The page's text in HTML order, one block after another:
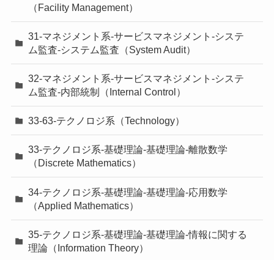
（Facility Management）
31-マネジメント系-サービスマネジメント-システ
ム監査-システム監査（System Audit）
32-マネジメント系-サービスマネジメント-システ
ム監査-内部統制（Internal Control）
33-63-テクノロジ系（Technology）
33-テクノロジ系-基礎理論-基礎理論-離散数学
（Discrete Mathematics）
34-テクノロジ系-基礎理論-基礎理論-応用数学
（Applied Mathematics）
35-テクノロジ系-基礎理論-基礎理論-情報に関する
理論（Information Theory）